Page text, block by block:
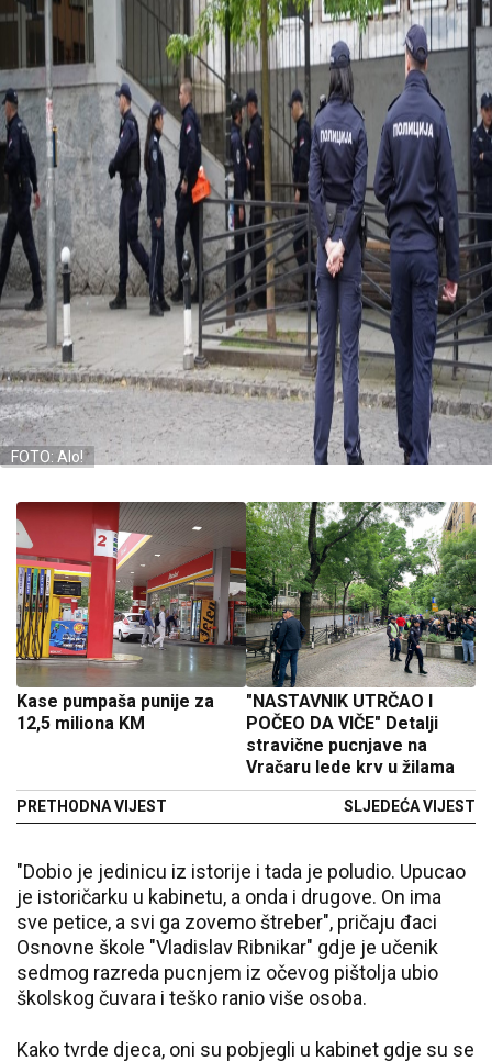
FOTO: Alo!
Kase pumpaša punije za
12,5 miliona KM
PRETHODNA VIJEST
"NASTAVNIK UTRČAO I
POČEO DA VIČE" Detalji
stravične pucnjave na
Vračaru lede krv u žilama
SLJEDEĆA VIJEST
"Dobio je jedinicu iz istorije i tada je poludio. Upucao
je istoričarku u kabinetu, a onda i drugove. On ima
sve petice, a svi ga zovemo štreber", pričaju đaci
Osnovne škole "Vladislav Ribnikar" gdje je učenik
sedmog razreda pucnjem iz očevog pištolja ubio
školskog čuvara i teško ranio više osoba.
Kako tvrde djeca, oni su pobjegli u kabinet gdje su se